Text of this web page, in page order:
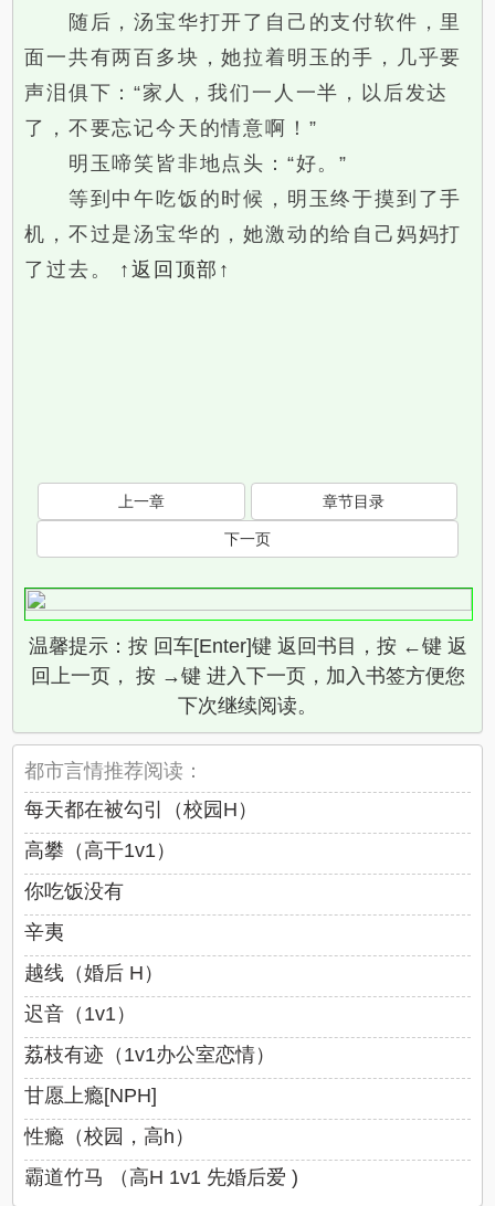
随后，汤宝华打开了自己的支付软件，里
面一共有两百多块，她拉着明玉的手，几乎要
声泪俱下：“家人，我们一人一半，以后发达
了，不要忘记今天的情意啊！”
明玉啼笑皆非地点头：“好。”
等到中午吃饭的时候，明玉终于摸到了手
机，不过是汤宝华的，她激动的给自己妈妈打
了过去。 ↑返回顶部↑
上一章 章节目录
下一页
温馨提示：按 回车[Enter]键 返回书目，按 ←键 返
回上一页， 按 →键 进入下一页，加入书签方便您
下次继续阅读。
都市言情推荐阅读：
每天都在被勾引（校园H）
高攀（高干1v1）
你吃饭没有
辛夷
越线（婚后 H）
迟音（1v1）
荔枝有迹（1v1办公室恋情）
甘愿上瘾[NPH]
性瘾（校园，高h）
霸道竹马 （高H 1v1 先婚后爱 )